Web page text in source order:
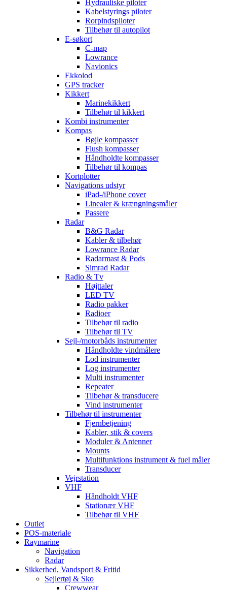
Hydrauliske piloter
Kabelstyrings piloter
Rorpindspiloter
Tilbehør til autopilot
E-søkort
C-map
Lowrance
Navionics
Ekkolod
GPS tracker
Kikkert
Marinekikkert
Tilbehør til kikkert
Kombi instrumenter
Kompas
Bøjle kompasser
Flush kompasser
Håndholdte kompasser
Tilbehør til kompas
Kortplotter
Navigations udstyr
iPad-/iPhone cover
Linealer & krængningsmåler
Passere
Radar
B&G Radar
Kabler & tilbehør
Lowrance Radar
Radarmast & Pods
Simrad Radar
Radio & Tv
Højttaler
LED TV
Radio pakker
Radioer
Tilbehør til radio
Tilbehør til TV
Sejl-/motorbåds instrumenter
Håndholdte vindmålere
Lod instrumenter
Log instrumenter
Multi instrumenter
Repeater
Tilbehør & transducere
Vind instrumenter
Tilbehør til instrumenter
Fjernbetjening
Kabler, stik & covers
Moduler & Antenner
Mounts
Multifunktions instrument & fuel måler
Transducer
Vejrstation
VHF
Håndholdt VHF
Stationær VHF
Tilbehør til VHF
Outlet
POS-materiale
Raymarine
Navigation
Radar
Sikkerhed, Vandsport & Fritid
Sejlertøj & Sko
Crewwear